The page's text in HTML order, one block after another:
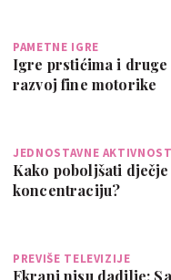
PAMETNE IGRE
Igre prstićima i druge
razvoj fine motorike
JEDNOSTAVNE
Kako poboljšati
koncentraciju?
PREVIŠE TELEVIZIJE
Ekrani nisu dadilje: